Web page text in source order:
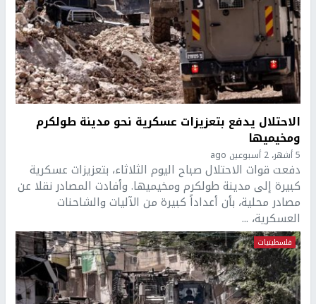
الاحتلال يدفع بتعزيزات عسكرية نحو مدينة طولكرم
ومخيميها
5 أشهر، 2 أسبوعين ago
دفعت قوات الاحتلال صباح اليوم الثلاثاء، بتعزيزات عسكرية
كبيرة إلى مدينة طولكرم ومخيميها. وأفادت المصادر نقلا عن
مصادر محلية، بأن أعداداً كبيرة من الآليات والشاحنات
العسكرية، ...
فلسطينيات